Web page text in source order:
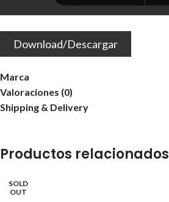
Download/Descargar
Marca
Valoraciones (0)
Shipping & Delivery
Productos relacionados
SOLD
OUT